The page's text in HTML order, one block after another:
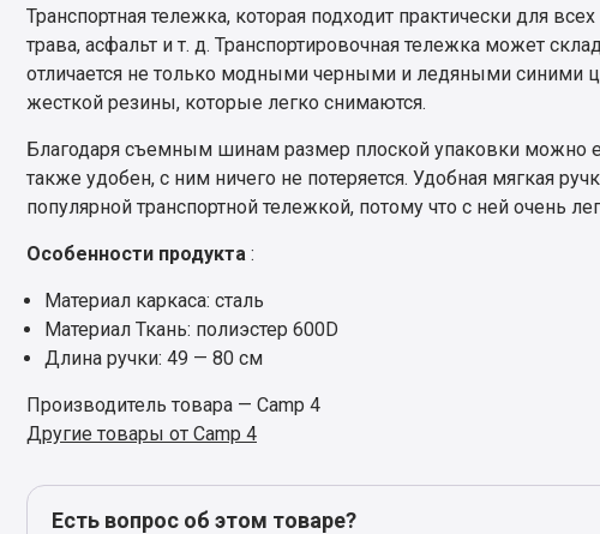
Транспортная тележка, которая подходит практически для
трава, асфальт и т. д. Транспортировочная тележка может
отличается не только модными черными и ледяными синими
жесткой резины, которые легко снимаются.
Благодаря съемным шинам размер плоской упаковки
также удобен, с ним ничего не потеряется. Удобная мягкая
популярной транспортной тележкой, потому что с ней очень
Особенности продукта :
Материал каркаса: сталь
Материал Ткань: полиэстер 600D
Длина ручки: 49 — 80 см
Производитель товара — Camp 4
Другие товары от Camp 4
Есть вопрос об этом товаре?